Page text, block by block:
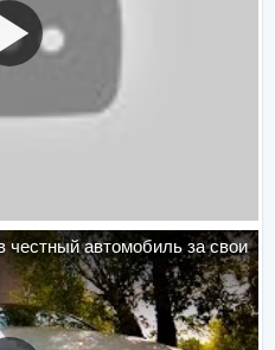
честный автомобиль за свои